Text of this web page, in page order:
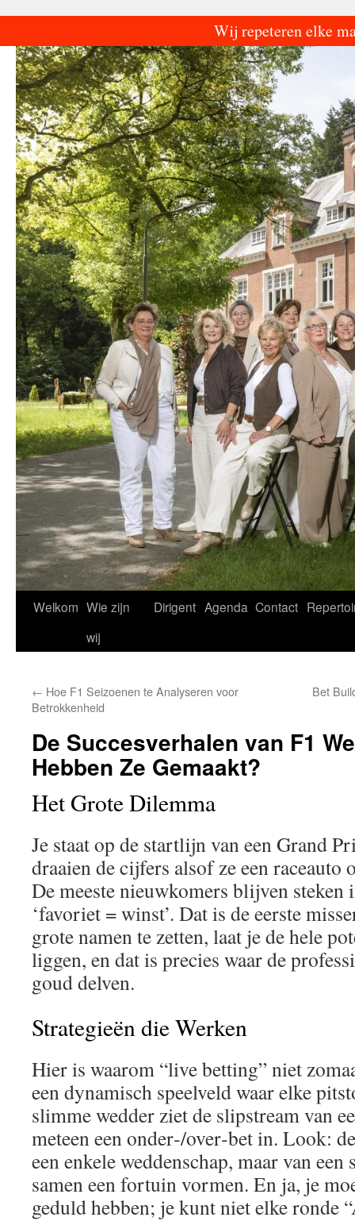
Wij repeteren elke
de
inhoud
Welkom Wie zijn
wij
Dirigent Agenda Contact
← Hoe F1 Seizoenen te Analyseren voor
Betrokkenheid
Bet
De Succesverhalen van F1
Hebben Ze Gemaakt?
Het Grote Dilemma
Je staat op de startlijn van een Grand
draaien de cijfers alsof ze een
De meeste nieuwkomers blijven
‘favoriet = winst’. Dat is de eerste
grote namen te zetten, laat je de hele
liggen, en dat is precies waar de
goud delven.
Strategieën die Werken
Hier is waarom “live betting” niet
een dynamisch speelveld waar elke
slimme wedder ziet de slipstream van
meteen een onder‑/over‑bet in. Look:
een enkele weddenschap, maar van
samen een fortuin vormen. En ja, je
geduld hebben; je kunt niet elke ronde